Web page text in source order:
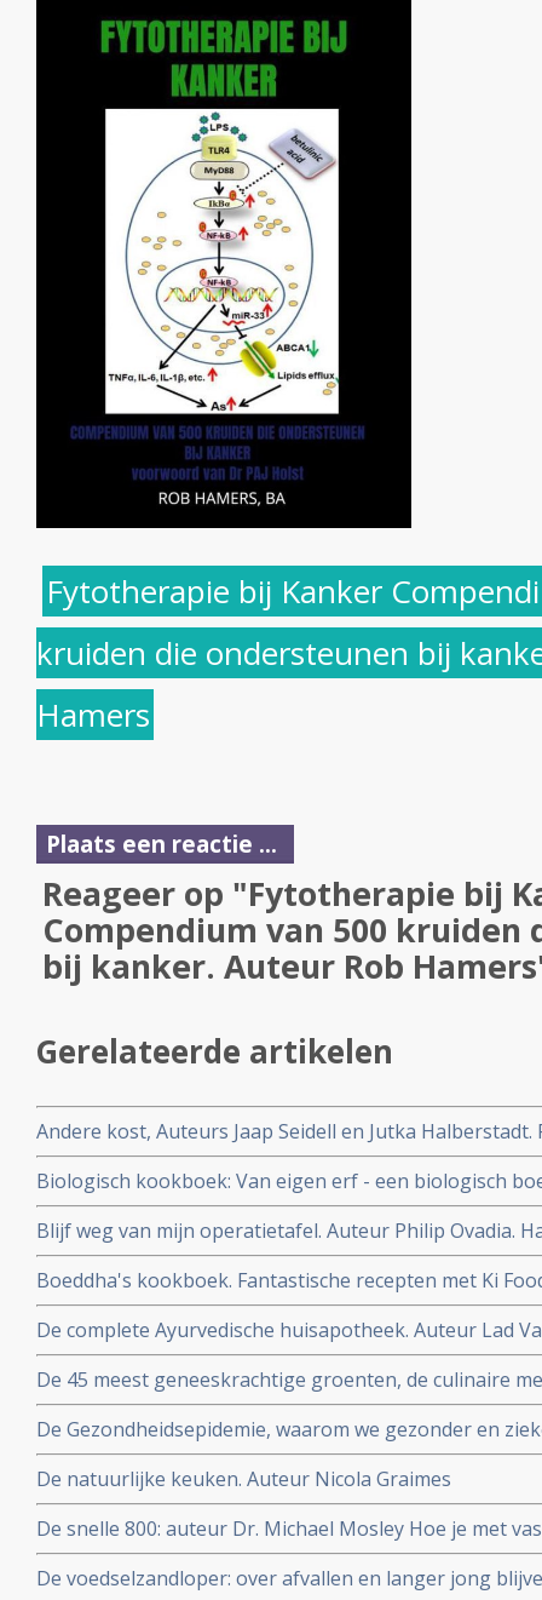
Fytotherapie bij Kanker
kruiden die ondersteunen bij
Hamers
Plaats een reactie ...
Reageer op "Fytotherapie bij
Compendium van 500 kruiden
bij kanker. Auteur Rob
Gerelateerde artikelen
Andere kost, Auteurs Jaap Seidell en Jutka
duurzamer voedselsysteem
Biologisch kookboek: Van eigen erf - een biologisch
Auteurs Iris van de Graaf en Maria van Boxtel
Blijf weg van mijn operatietafel. Auteur Philip Ovadia.
om gewicht te verliezen, ziekte te voorkomen en je
Boeddha's kookboek. Fantastische recepten met Ki
De complete Ayurvedische huisapotheek. Auteur Lad
wijsheid van 5000 jaar oude medische kennis uit India
De 45 meest geneeskrachtige groenten, de culinaire
Dijkman
De Gezondheidsepidemie, waarom we gezonder en
De natuurlijke keuken. Auteur Nicola Graimes
De snelle 800: auteur Dr. Michael Mosley Hoe je met
zelfs kanker en diabetes kan voorkomen of zelfs
De voedselzandloper: over afvallen en langer jong